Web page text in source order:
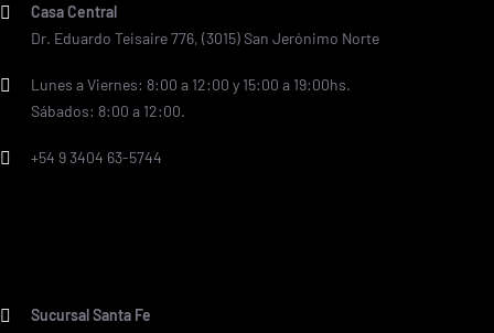
Casa Central
Dr. Eduardo Teisaire 776, (3015) San Jerónimo Norte
Lunes a Viernes: 8:00 a 12:00 y 15:00 a 19:00hs.
Sábados: 8:00 a 12:00.
+54 9 3404 63-5744
Sucursal Santa Fe